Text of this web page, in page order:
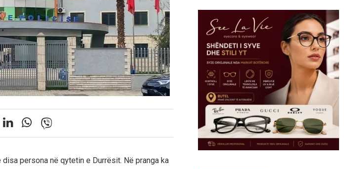
persona në qytetin e Durrësit. Në pranga ka